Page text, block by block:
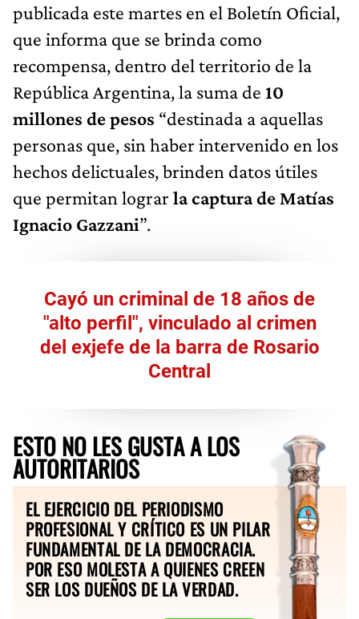
publicada este martes en el Boletín Oficial,
que informa que se brinda como
recompensa, dentro del territorio de la
República Argentina, la suma de 10
millones de pesos “destinada a aquellas
personas que, sin haber intervenido en los
hechos delictuales, brinden datos útiles
que permitan lograr la captura de Matías
Ignacio Gazzani”.
Cayó un criminal de 18 años de
"alto perfil", vinculado al crimen
del exjefe de la barra de Rosario
Central
ESTO NO LES GUSTA A LOS
AUTORITARIOS
EL EJERCICIO DEL PERIODISMO
PROFESIONAL Y CRÍTICO ES UN PILAR
FUNDAMENTAL DE LA DEMOCRACIA.
POR ESO MOLESTA A QUIENES CREEN
SER LOS DUEÑOS DE LA VERDAD.